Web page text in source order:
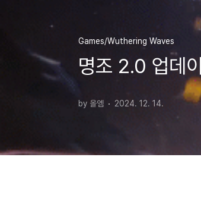
Games/Wuthering Waves
명조 2.0 업데
by 올엠 2024. 12. 14.